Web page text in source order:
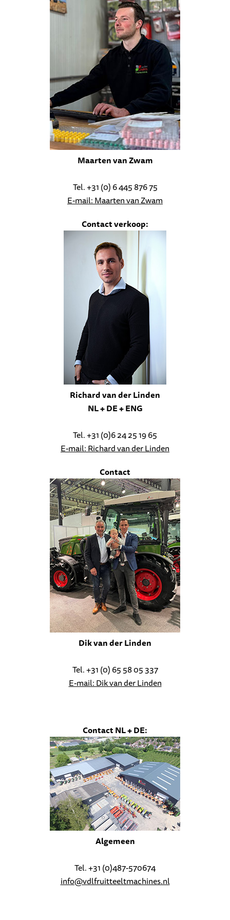
Maarten van Zwam
Tel. +31 (0) 6 445 876 75
E-mail: Maarten van Zwam
Contact verkoop:
Richard van der Linden
NL + DE + ENG
Tel. +31 (0)6 24 25 19 65
E-mail: Richard van der Linden
Contact
Dik van der Linden
Tel. +31 (0) 65 58 05 337
E-mail: Dik van der Linden
Contact NL + DE:
Algemeen
Tel. +31 (0)487-570674
info@vdlfruitteeltmachines.nl